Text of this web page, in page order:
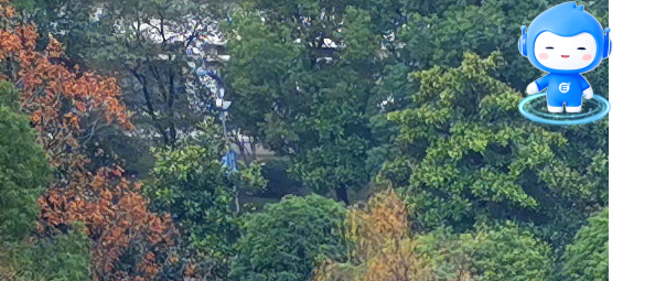
智能问答
留言板
直通专业